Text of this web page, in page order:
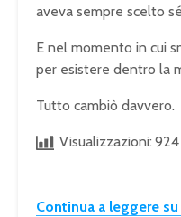
aveva sempre scelto
E nel momento in cui
per esistere dentro la
Tutto cambiò davvero.
Visualizzazioni: 924
Continua a leggere